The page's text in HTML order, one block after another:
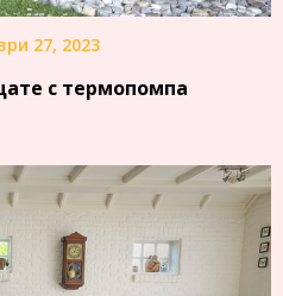
27, 2023
с термопомпа